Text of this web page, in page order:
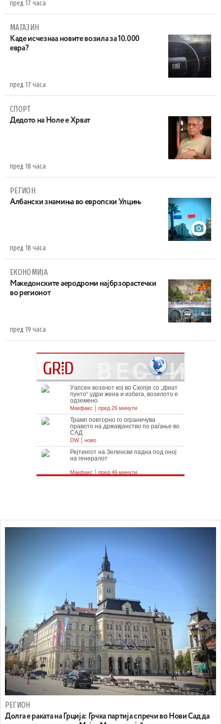
пред 17 часа
МАГАЗИН
Каде исчезнаа новите возила за 10.000
евра?
пред 17 часа
СПОРТ
Дедото на Ноле е Хрват
пред 18 часа
РЕГИОН
Aлбански знамиња во европски Улцињ
пред 18 часа
ЕКОНОМИЈА
Maкедонските аеродроми најбрзорастечки
во регионот
пред 19 часа
РЕГИОН
Долга е раката на Грција: Грчка партија спречи во Нови Сад да